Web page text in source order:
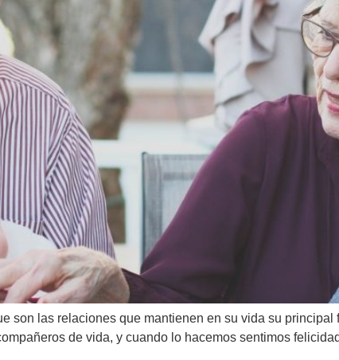
son las relaciones que mantienen en su vida su
de vida, y cuando lo hacemos sentimos